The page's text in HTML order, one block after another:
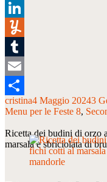
Pinterest
LinkedIn
Yummly
Tumblr
Email
Condividi
cristina4 Maggio 20243
Menu per le Feste 8
Ricetta dei budini di orzo
marsala e sbriciolata di